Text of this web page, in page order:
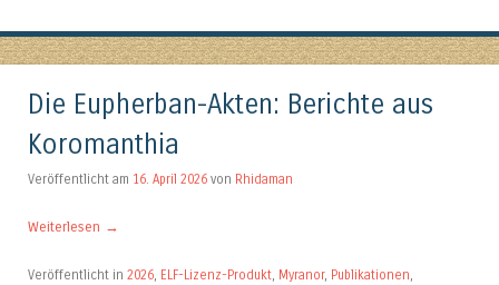
Die Eupherban-Akten: Berichte aus
Koromanthia
Veröffentlicht am 16. April 2026 von Rhidaman
Weiterlesen →
Veröffentlicht in 2026, ELF-Lizenz-Produkt, Myranor, Publikationen,